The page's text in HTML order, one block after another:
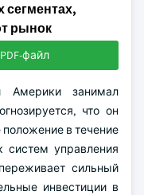
рынок
файл
Америки занимал
что он
в течение
систем управления
сильный
инвестиции в